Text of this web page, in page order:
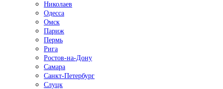
Николаев
Одесса
Омск
Париж
Пермь
Рига
Ростов-на-Дону
Самара
Санкт-Петербург
Слуцк